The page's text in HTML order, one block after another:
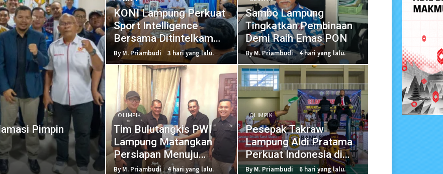
Pimpin
KONI Lampung Perkuat
Sport Intelligence
Bersama Ditintelkam
Polda Lampung
By M. Priambudi 3 hari yang lalu.
Sambo Lampung
Tingkatkan Pembinaan
Demi Raih Emas PON
By M. Priambudi 4 hari yang lalu.
OLIMPIK
Tim Bulutangkis PWI
Lampung Matangkan
Persiapan Menuju
Porwanas 2027
By M. Priambudi 4 hari yang lalu.
OLIMPIK
Pesepak Takraw
Lampung Aldi Pratama
Perkuat Indonesia di
King's Cup
By M. Priambudi 6 hari yang lalu.